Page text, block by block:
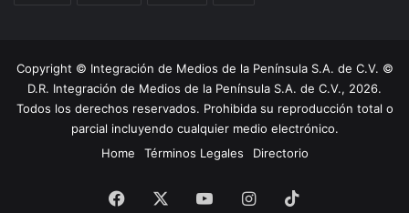
Copyright © Integración de Medios de la Península S.A. de C.V. ©
D.R. Integración de Medios de la Península S.A. de C.V., 2026.
Todos los derechos reservados. Prohibida su reproducción total o
parcial incluyendo cualquier medio electrónico.
Home
Términos Legales Directorio
Facebook YouTubeInstagram